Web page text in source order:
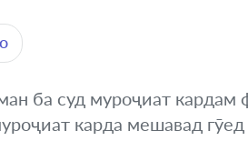
ба суд муроҷиат кардам
карда мешавад